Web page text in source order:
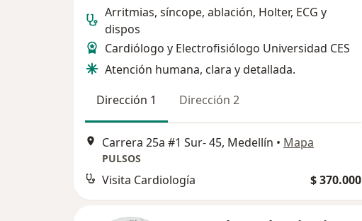
Arritmias, síncope, ablación, Holter, ECG y
dispos
Cardiólogo y Electrofisiólogo Universidad CES
Atención humana, clara y detallada.
Dirección 1
Dirección 2
Carrera 25a #1 Sur- 45, Medellín • Mapa
PULSOS
Visita Cardiología $ 370.000